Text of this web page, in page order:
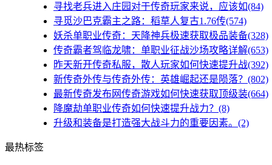
寻找老兵进入庄园对于传奇玩家来说，应该如(84)
寻觅沙巴克霸主之路：稻草人复古1.76传(574)
妖杀单职业传奇：天降神兵极速获取极品装备(328)
传奇霸者驾临龙啸：单职业征战沙场攻略详解(653)
昨天新开传奇私服，散人玩家如何快速提升战(392)
新传奇外传与传奇外传：英雄崛起还是陨落？(802)
最新传奇发布网传奇游戏如何快速获取顶级装(664)
降魔劫单职业传奇如何快速提升战力？(8)
升级和装备是打造强大战斗力的重要因素。(2)
最热标签